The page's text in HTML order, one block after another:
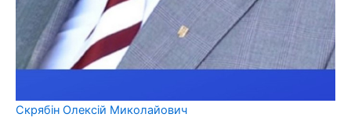
Скрябін Олексій Миколайович